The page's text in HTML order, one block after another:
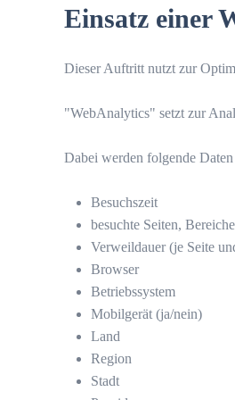
Einsatz einer
Dieser Auftritt nutzt zur
"WebAnalytics" setzt zur
Dabei werden folgende
Besuchszeit
besuchte Seiten,
Verweildauer (je Seite
Browser
Betriebssystem
Mobilgerät (ja/nein)
Land
Region
Stadt